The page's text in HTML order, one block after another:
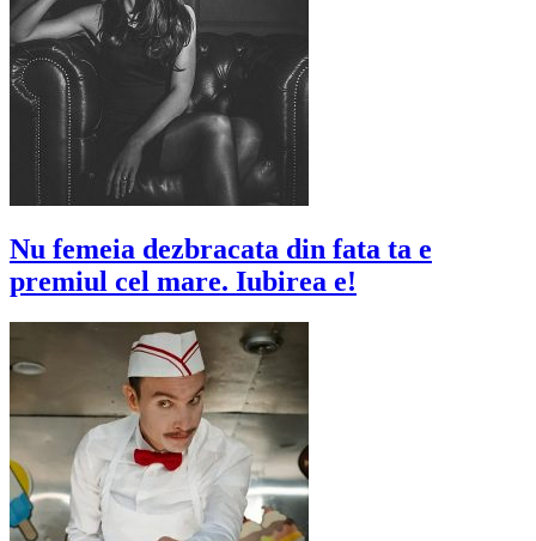
Nu femeia dezbracata din fata ta e
premiul cel mare. Iubirea e!